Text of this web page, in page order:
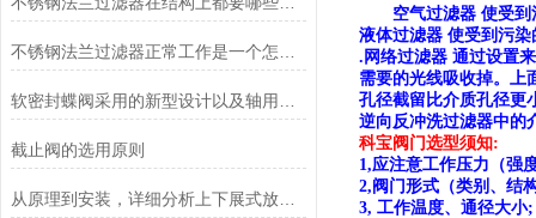
截止阀的选用原则
从原理到安装，详细分析上下展式放料阀
空气过滤器 使受到
液体过滤器 使受到污
.网络过滤器 通过设置
需要的光线吸收掉。上
孔径截留比介质孔径更
逆向反冲洗过滤器中的
科宝阀门选型须知:
1,应注意工作压力（强
2,阀门形式（类别、结
3, 工作温度、通径大小;